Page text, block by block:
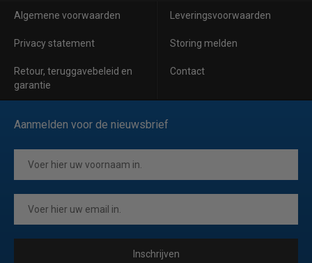
Algemene voorwaarden Leveringsvoorwaarden
Privacy statement Storing melden
Retour, teruggavebeleid en
garantie
Contact
Aanmelden voor de nieuwsbrief
Inschrijven